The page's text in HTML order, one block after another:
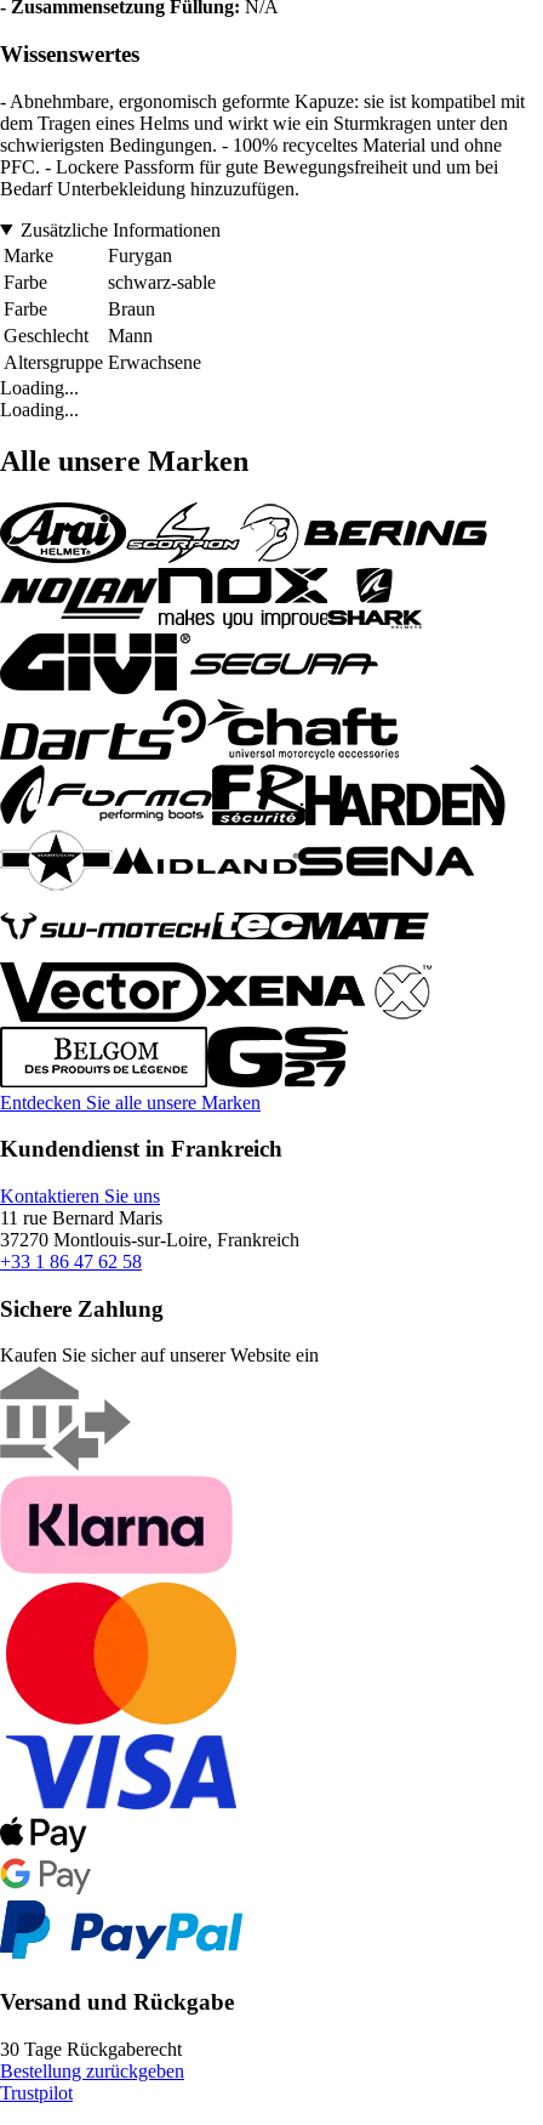
- Zusammensetzung Füllung: N/A
Wissenswertes
- Abnehmbare, ergonomisch geformte Kapuze: sie ist kompatibel mit
dem Tragen eines Helms und wirkt wie ein Sturmkragen unter den
schwierigsten Bedingungen. - 100% recyceltes Material und ohne
PFC. - Lockere Passform für gute Bewegungsfreiheit und um bei
Bedarf Unterbekleidung hinzuzufügen.
Zusätzliche Informationen
Marke
Furygan
Farbe
schwarz-sable
Farbe
Braun
Geschlecht
Mann
Altersgruppe Erwachsene
Loading...
Loading...
Alle unsere Marken
Entdecken Sie alle unsere Marken
Kundendienst in Frankreich
Kontaktieren Sie uns
11 rue Bernard Maris
37270 Montlouis-sur-Loire, Frankreich
+33 1 86 47 62 58
Sichere Zahlung
Kaufen Sie sicher auf unserer Website ein
Versand und Rückgabe
30 Tage Rückgaberecht
Bestellung zurückgeben
Trustpilot